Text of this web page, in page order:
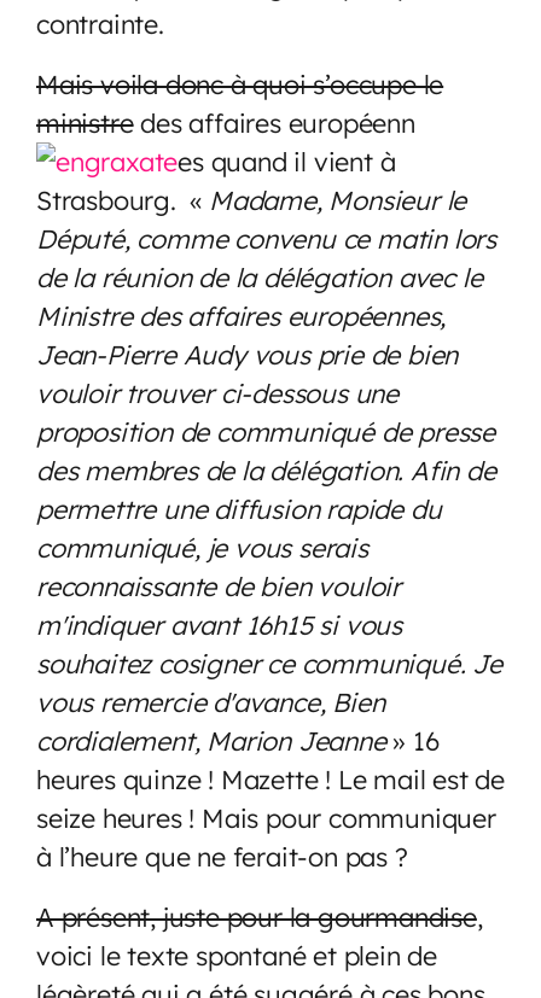
contrainte.
Mais voila donc à quoi s’occupe le
ministredes affaires européenn
es quand il vient à
Strasbourg. « Madame, Monsieur le
Député, comme convenu ce matin lors
de la réunion de la délégation avec le
Ministre des affaires européennes,
Jean-Pierre Audy vous prie de bien
vouloir trouver ci-dessous une
proposition de communiqué de presse
des membres de la délégation. Afin de
permettre une diffusion rapide du
communiqué, je vous serais
reconnaissante de bien vouloir
m'indiquer avant 16h15 si vous
souhaitez cosigner ce communiqué. Je
vous remercie d'avance, Bien
cordialement, Marion Jeanne» 16
heures quinze ! Mazette ! Le mail est de
seize heures ! Mais pour communiquer
à l’heure que ne ferait-on pas ?
A présent, juste pour la gourmandise,
voici le texte spontané et plein de